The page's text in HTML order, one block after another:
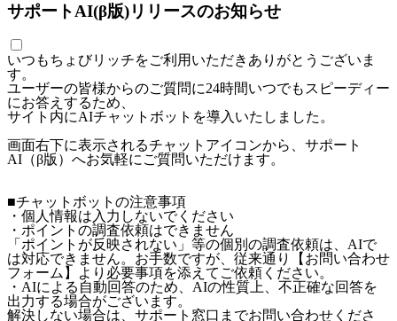
サポートAI(β版)リリースのお知らせ
いつもちょびリッチをご利用いただきありがとうございま
す。
ユーザーの皆様からのご質問に24時間いつでもスピーディー
にお答えするため、
サイト内にAIチャットボットを導入いたしました。
画面右下に表示されるチャットアイコンから、サポート
AI（β版）へお気軽にご質問いただけます。
■チャットボットの注意事項
・個人情報は入力しないでください
・ポイントの調査依頼はできません
「ポイントが反映されない」等の個別の調査依頼は、AIで
は対応できません。お手数ですが、従来通り【お問い合わせ
フォーム】より必要事項を添えてご依頼ください。
・AIによる自動回答のため、AIの性質上、不正確な回答を
出力する場合がございます。
解決しない場合は、サポート窓口までお問い合わせくださ